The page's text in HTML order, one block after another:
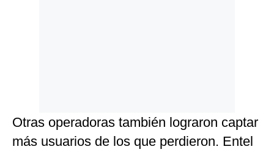
Otras operadoras también lograron captar
más usuarios de los que perdieron. Entel